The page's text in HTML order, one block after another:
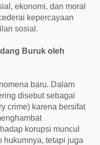
ekonomi, dan moral
kepercayaan
sosial.
Buruk oleh
baru. Dalam
disebut sebagai
crime) karena bersifat
korupsi muncul
hukumnya, tetapi juga